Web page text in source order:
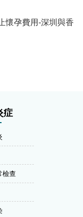
懷孕費用-深圳與香
症
檢查